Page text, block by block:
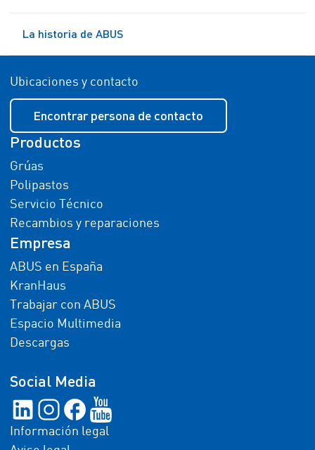
La historia de ABUS
Ubicaciones y contacto
Encontrar persona de contacto
Productos
Grúas
Polipastos
Servicio Técnico
Recambios y reparaciones
Empresa
ABUS en España
KranHaus
Trabajar con ABUS
Espacio Multimedia
Descargas
Social Media
Información legal